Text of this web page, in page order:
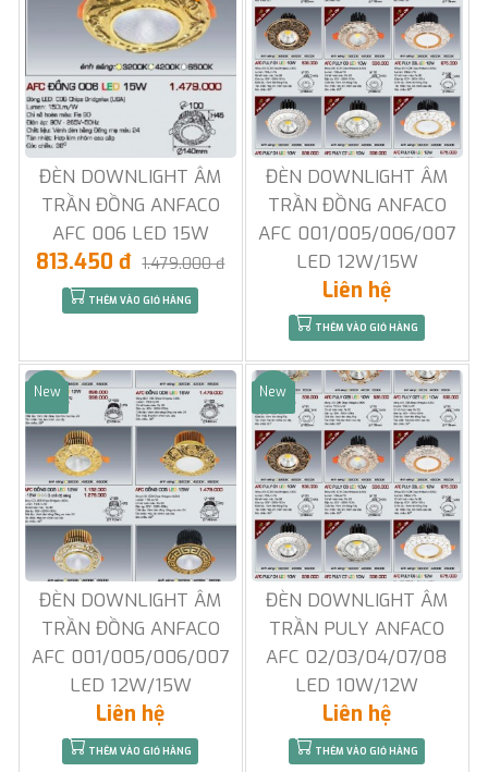
ĐÈN DOWNLIGHT ÂM
TRẦN ĐỒNG ANFACO
AFC 006 LED 15W
813.450 đ 1.479.000 đ
THÊM VÀO GIỎ HÀNG
ĐÈN DOWNLIGHT ÂM
TRẦN ĐỒNG ANFACO
AFC 001/005/006/007
LED 12W/15W
Liên hệ
THÊM VÀO GIỎ HÀNG
Sale
New
ĐÈN DOWNLIGHT ÂM
TRẦN ĐỒNG ANFACO
AFC 001/005/006/007
LED 12W/15W
Liên hệ
THÊM VÀO GIỎ HÀNG
Sale
New
ĐÈN DOWNLIGHT ÂM
TRẦN PULY ANFACO
AFC 02/03/04/07/08
LED 10W/12W
Liên hệ
THÊM VÀO GIỎ HÀNG